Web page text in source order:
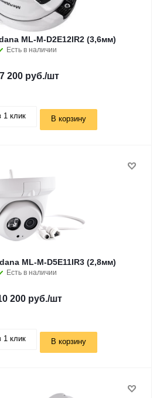
ML-M-D2E12IR2 (3,6мм)
Есть в наличии
7 200 руб./шт
1 клик В корзину
ML-M-D5E11IR3 (2,8мм)
Есть в наличии
200 руб./шт
1 клик В корзину